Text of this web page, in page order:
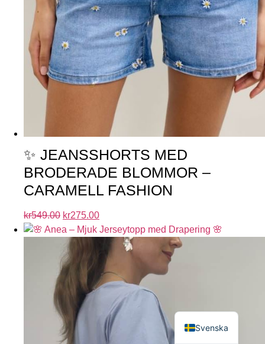
✨ JEANSSHORTS MED
BRODERADE BLOMMOR –
CARAMELL FASHION
kr549.00 kr275.00
Svenska